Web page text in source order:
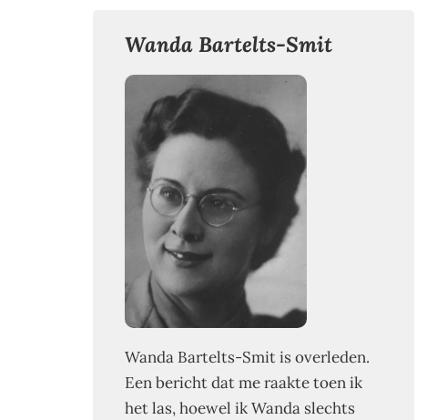
Wanda Bartelts-Smit
Wanda Bartelts-Smit is overleden.
Een bericht dat me raakte toen ik
het las, hoewel ik Wanda slechts